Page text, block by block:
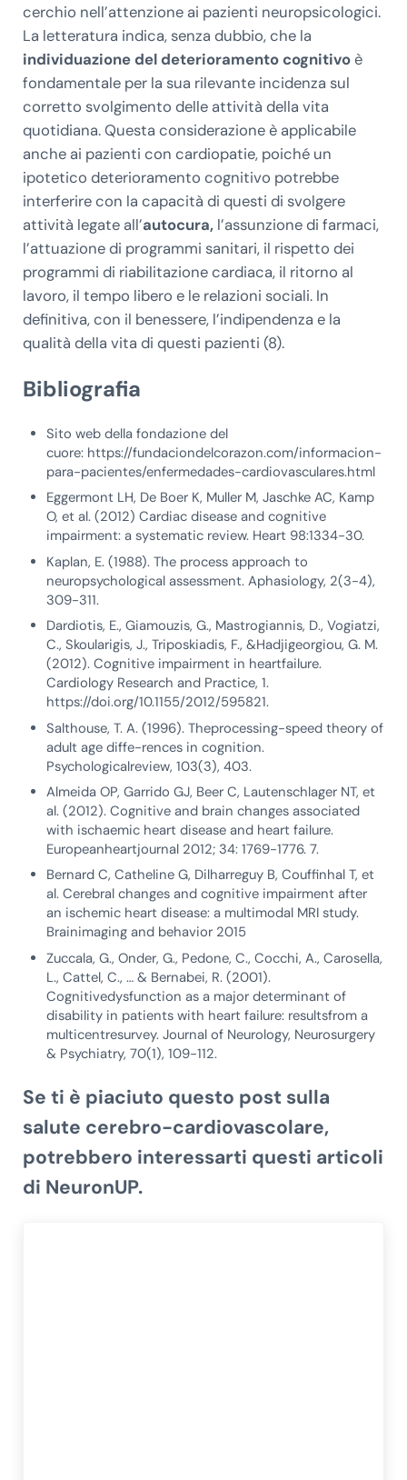
cerchio nell’attenzione ai pazienti neuropsicologici.
La letteratura indica, senza dubbio, che la
individuazione del deterioramento cognitivoè
fondamentale per la sua rilevante incidenza sul
corretto svolgimento delle attività della vita
quotidiana. Questa considerazione è applicabile
anche ai pazienti con cardiopatie, poiché un
ipotetico deterioramento cognitivo potrebbe
interferire con la capacità di questi di svolgere
attività legate all’autocura,l’assunzione di farmaci,
l’attuazione di programmi sanitari, il rispetto dei
programmi di riabilitazione cardiaca, il ritorno al
lavoro, il tempo libero e le relazioni sociali. In
definitiva, con il benessere, l’indipendenza e la
qualità della vita di questi pazienti (8).
Bibliografia
Sito web della fondazione del
cuore: https://fundaciondelcorazon.com/informacion-
para-pacientes/enfermedades-cardiovasculares.html
Eggermont LH, De Boer K, Muller M, Jaschke AC, Kamp
O, et al. (2012) Cardiac disease and cognitive
impairment: a systematic review. Heart 98:1334-30.
Kaplan, E. (1988). The process approach to
neuropsychological assessment. Aphasiology, 2(3-4),
309-311.
Dardiotis, E., Giamouzis, G., Mastrogiannis, D., Vogiatzi,
C., Skoularigis, J., Triposkiadis, F., &Hadjigeorgiou, G. M.
(2012). Cognitive impairment in heartfailure.
Cardiology Research and Practice, 1.
https://doi.org/10.1155/2012/595821.
Salthouse, T. A. (1996). Theprocessing-speed theory of
adult age diffe-rences in cognition.
Psychologicalreview, 103(3), 403.
Almeida OP, Garrido GJ, Beer C, Lautenschlager NT, et
al. (2012). Cognitive and brain changes associated
with ischaemic heart disease and heart failure.
Europeanheartjournal 2012; 34: 1769-1776. 7.
Bernard C, Catheline G, Dilharreguy B, Couffinhal T, et
al. Cerebral changes and cognitive impairment after
an ischemic heart disease: a multimodal MRI study.
Brainimaging and behavior 2015
Zuccala, G., Onder, G., Pedone, C., Cocchi, A., Carosella,
L., Cattel, C., … & Bernabei, R. (2001).
Cognitivedysfunction as a major determinant of
disability in patients with heart failure: resultsfrom a
multicentresurvey. Journal of Neurology, Neurosurgery
& Psychiatry, 70(1), 109-112.
Se ti è piaciuto questo post sulla
salute cerebro-cardiovascolare,
potrebbero interessarti questi articoli
di NeuronUP.